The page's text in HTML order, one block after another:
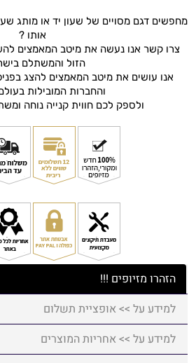
מחפשים דגם מסויים של שעון יד או מותג
אותו ?
צרו קשר אנו נעשה את מיטב המאמצים
הזול והמשתלם
אנו עושים את מיטב המאמצים להצג
והחברות המובילות
ולספק לכם חווית קנייה נוחה
הזהרו מזיופים !!!
למידע על >> אופציית תשלום
למידע על >> אחריות המוצרים